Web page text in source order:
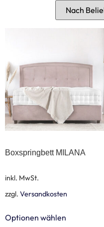
Boxspringbett MILANA
inkl. MwSt.
zzgl. Versandkosten
Optionen wählen